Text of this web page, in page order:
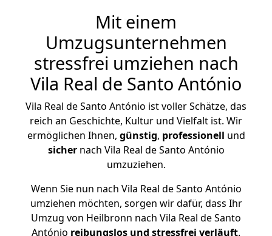
Mit einem
Umzugsunternehmen
stressfrei umziehen nach
Vila Real de Santo António
Vila Real de Santo António ist voller Schätze, das
reich an Geschichte, Kultur und Vielfalt ist. Wir
ermöglichen Ihnen, günstig, professionell und
sichernach Vila Real de Santo António
umzuziehen.
Wenn Sie nun nach Vila Real de Santo António
umziehen möchten, sorgen wir dafür, dass Ihr
Umzug von Heilbronn nach Vila Real de Santo
António reibungslos und stressfrei verläuft.